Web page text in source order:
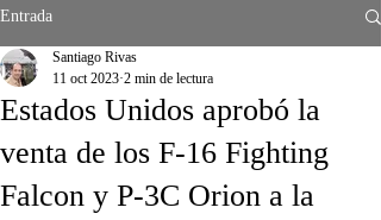
Entrada
Estados Unidos aprobó la
venta de los F-16 Fighting
Falcon y P-3C Orion a la
Santiago Rivas
11 oct 2023 2 min de lectura